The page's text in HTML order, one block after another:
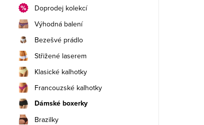
Doprodej kolekcí
Výhodná balení
Bezešvé prádlo
Střižené laserem
Klasické kalhotky
Francouzské kalhotky
Dámské boxerky
Brazilky